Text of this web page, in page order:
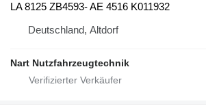
LA 8125 ZB4593- AE 4516 K011932
Deutschland, Altdorf
Nart Nutzfahrzeugtechnik